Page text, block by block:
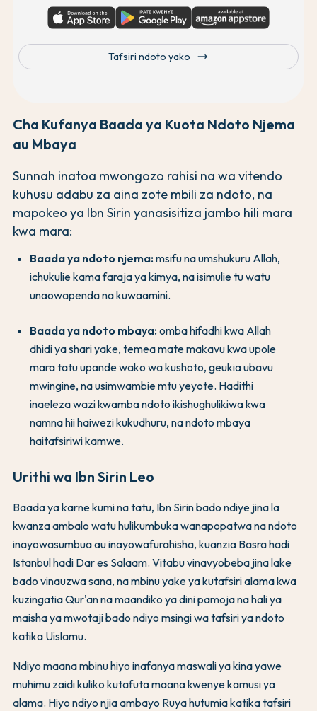
Tafsiri ndoto yako trending_flat
Cha Kufanya Baada ya Kuota Ndoto Njema
au Mbaya
Sunnah inatoa mwongozo rahisi na wa vitendo
kuhusu adabu za aina zote mbili za ndoto, na
mapokeo ya Ibn Sirin yanasisitiza jambo hili mara
kwa mara:
Baada ya ndoto njema:msifu na umshukuru Allah,
ichukulie kama faraja ya kimya, na isimulie tu watu
unaowapenda na kuwaamini.
Baada ya ndoto mbaya:omba hifadhi kwa Allah
dhidi ya shari yake, temea mate makavu kwa upole
mara tatu upande wako wa kushoto, geukia ubavu
mwingine, na usimwambie mtu yeyote. Hadithi
inaeleza wazi kwamba ndoto ikishughulikiwa kwa
namna hii haiwezi kukudhuru, na ndoto mbaya
haitafsiriwi kamwe.
Urithi wa Ibn Sirin Leo
Baada ya karne kumi na tatu, Ibn Sirin bado ndiye jina la
kwanza ambalo watu hulikumbuka wanapopatwa na ndoto
inayowasumbua au inayowafurahisha, kuanzia Basra hadi
Istanbul hadi Dar es Salaam. Vitabu vinavyobeba jina lake
bado vinauzwa sana, na mbinu yake ya kutafsiri alama kwa
kuzingatia Qur'an na maandiko ya dini pamoja na hali ya
maisha ya mwotaji bado ndiyo msingi wa tafsiri ya ndoto
katika Uislamu.
Ndiyo maana mbinu hiyo inafanya maswali ya kina yawe
muhimu zaidi kuliko kutafuta maana kwenye kamusi ya
alama. Hiyo ndiyo njia ambayo Ruya hutumia katika tafsiri